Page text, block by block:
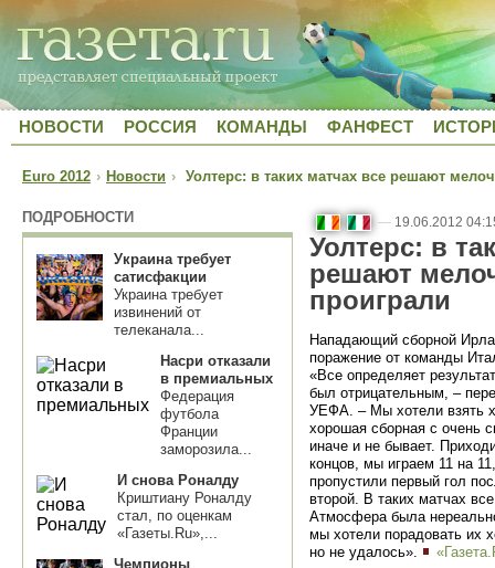
НОВОСТИ РОССИЯ КОМАНДЫ ФАНФЕСТ
Euro 2012 › Новости › Уолтерс: в таких матчах все решают
ПОДРОБНОСТИ
Украина требует
сатисфакции
Украина требует
извинений от
телеканала...
Насри отказали
в премиальных
Федерация
футбола
Франции
заморозила...
И снова Роналду
Криштиану Роналду
стал, по оценкам
«Газеты.Ru»,...
Чемпионы
— 19.06.2012
Уолтерс: в
решают
проиграли
Нападающий сборной
поражение от команды
«Все определяет
был отрицательным, –
УЕФА. – Мы хотели взять
хорошая сборная с очень
иначе и не бывает.
концов, мы играем 11 на
пропустили первый гол
второй. В таких матчах
Атмосфера была
мы хотели порадовать их
но не удалось».